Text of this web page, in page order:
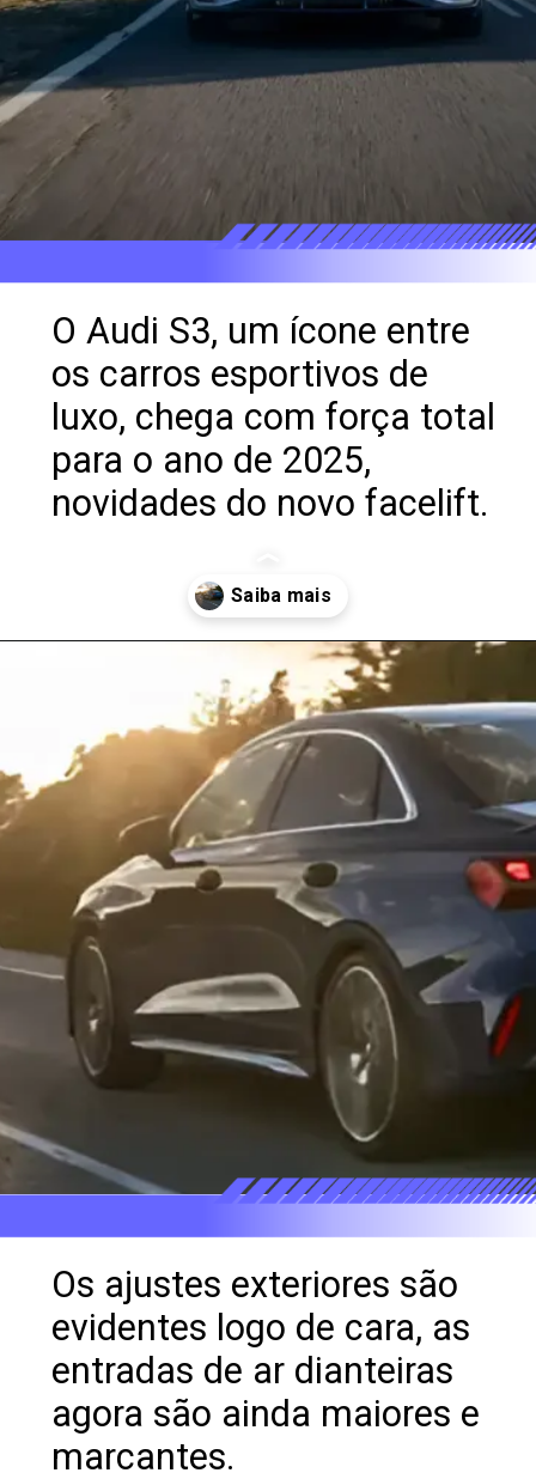
O Audi S3, um ícone entre
os carros esportivos de
luxo, chega com força total
para o ano de 2025,
novidades do novo facelift.
Os ajustes exteriores são
evidentes logo de cara, as
entradas de ar dianteiras
agora são ainda maiores e
marcantes.